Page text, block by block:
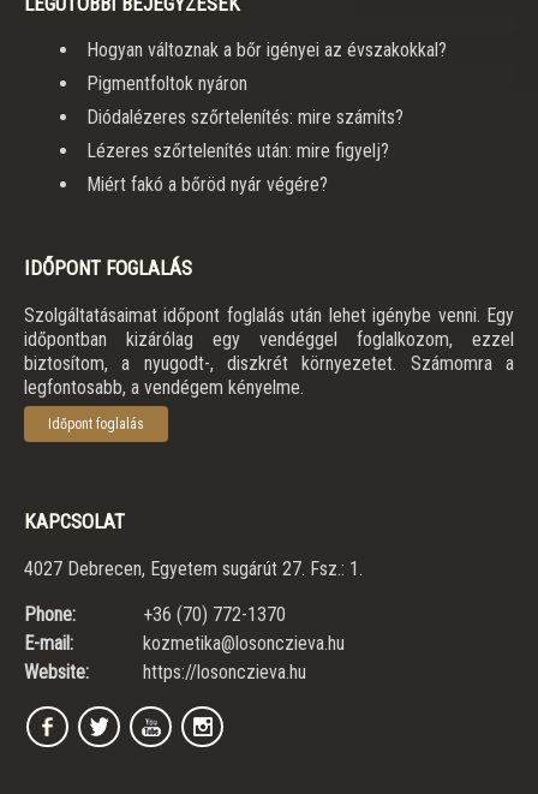
Hogyan változnak a bőr igényei az évszakokkal?
Pigmentfoltok nyáron
Diódalézeres szőrtelenítés: mire számíts?
Lézeres szőrtelenítés után: mire figyelj?
Miért fakó a bőröd nyár végére?
IDŐPONT FOGLALÁS
Szolgáltatásaimat időpont foglalás után lehet igénybe venni. Egy
időpontban kizárólag egy vendéggel foglalkozom, ezzel
biztosítom, a nyugodt-, diszkrét környezetet. Számomra a
legfontosabb, a vendégem kényelme.
Időpont foglalás
KAPCSOLAT
4027 Debrecen, Egyetem sugárút 27. Fsz.: 1.
Phone:
+36 (70) 772-1370
E-mail:
kozmetika@losonczieva.hu
Website:
https://losonczieva.hu